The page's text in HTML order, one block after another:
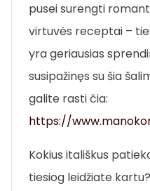
pusei surengti
virtuvės receptai –
yra geriausias
susipažinęs su šia
galite rasti čia:
https://
Kokius itališkus
tiesiog leidžiate kartu?